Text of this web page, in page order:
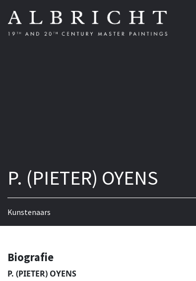
P. (PIETER) OYENS
Kunstenaars
Biografie
P. (PIETER) OYENS